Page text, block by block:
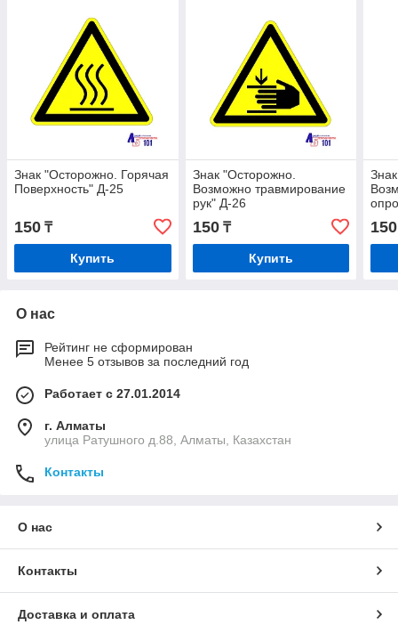
Знак "Осторожно. Горячая
Поверхность" Д-25
150 ₸
Купить
Знак "Осторожно.
Возможно травмирование
рук" Д-26
150₸
Купить
150
О нас
Рейтинг не сформирован
Менее 5 отзывов за последний год
Работает с 27.01.2014
г. Алматы
улица Ратушного д.88, Алматы, Казахстан
Контакты
О нас
Контакты
Доставка и оплата